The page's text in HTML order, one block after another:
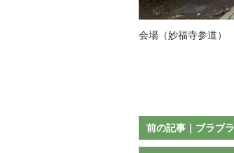
会場（妙福寺参道）
前の記事｜ブラブラ